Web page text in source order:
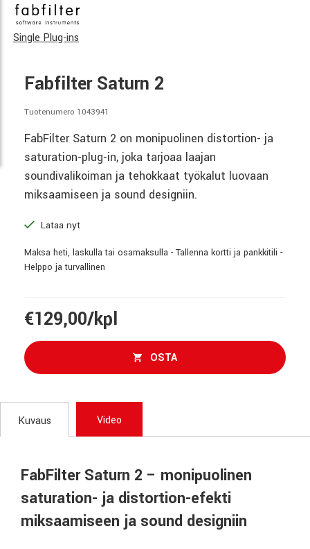
Single Plug-ins
Fabfilter Saturn 2
Tuotenumero 1043941
FabFilter Saturn 2 on monipuolinen distortion- ja
saturation-plug-in, joka tarjoaa laajan
soundivalikoiman ja tehokkaat työkalut luovaan
miksaamiseen ja sound designiin.
Lataa nyt
Maksa heti, laskulla tai osamaksulla - Tallenna kortti ja pankkitili -
Helppo ja turvallinen
€129,00/kpl
OSTA
Kuvaus Video
FabFilter Saturn 2 – monipuolinen
saturation- ja distortion-efekti
miksaamiseen ja sound designiin